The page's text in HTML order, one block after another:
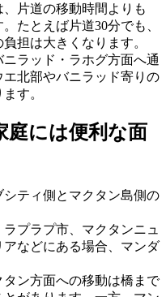
片道の移動時間よりも
たとえば片道30分でも、
担は大きくなります。
ラッド・ラホグ方面へ通
北部やバニラッド寄りの
す。
庭には便利な面
ティ側とマクタン島側の
プラプ市、マクタンニュ
などにある場合、マンダ
ン方面への移動は橋まで